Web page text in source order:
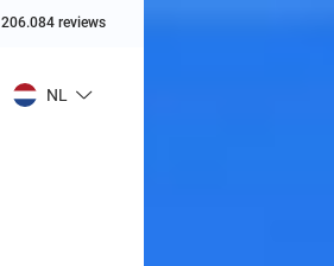
206.084 reviews
NL